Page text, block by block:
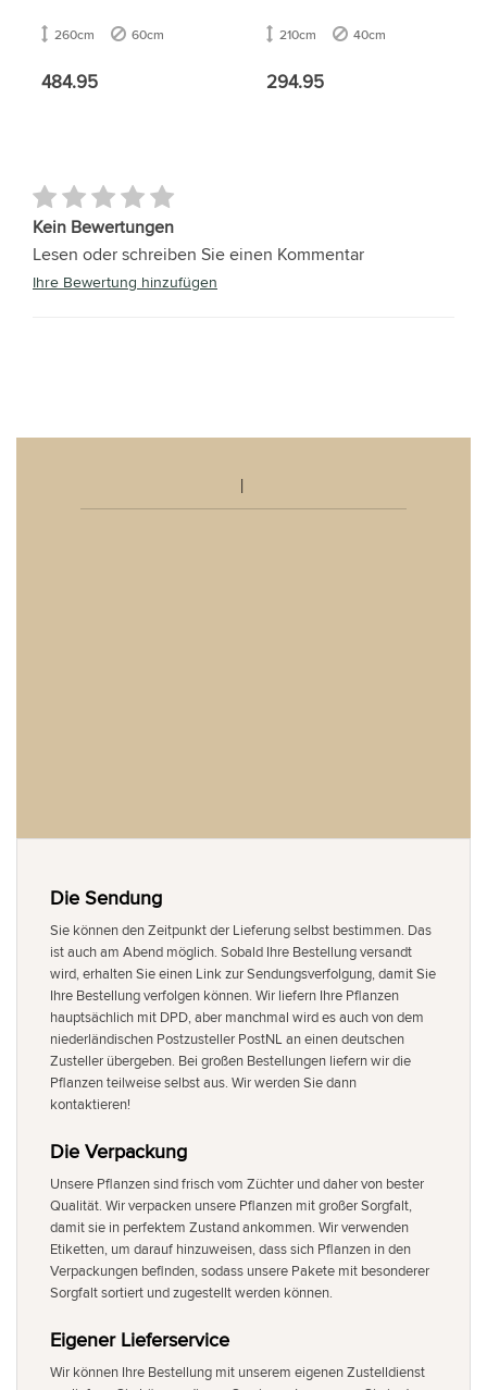
260cm 60cm
484.95
210cm 40cm
294.95
Kein Bewertungen
Lesen oder schreiben Sie einen Kommentar
Ihre Bewertung hinzufügen
Die Sendung
Sie können den Zeitpunkt der Lieferung selbst bestimmen. Das
ist auch am Abend möglich. Sobald Ihre Bestellung versandt
wird, erhalten Sie einen Link zur Sendungsverfolgung, damit Sie
Ihre Bestellung verfolgen können. Wir liefern Ihre Pflanzen
hauptsächlich mit DPD, aber manchmal wird es auch von dem
niederländischen Postzusteller PostNL an einen deutschen
Zusteller übergeben. Bei großen Bestellungen liefern wir die
Pflanzen teilweise selbst aus. Wir werden Sie dann
kontaktieren!
Die Verpackung
Unsere Pflanzen sind frisch vom Züchter und daher von bester
Qualität. Wir verpacken unsere Pflanzen mit großer Sorgfalt,
damit sie in perfektem Zustand ankommen. Wir verwenden
Etiketten, um darauf hinzuweisen, dass sich Pflanzen in den
Verpackungen befinden, sodass unsere Pakete mit besonderer
Sorgfalt sortiert und zugestellt werden können.
Eigener Lieferservice
Wir können Ihre Bestellung mit unserem eigenen Zustelldienst